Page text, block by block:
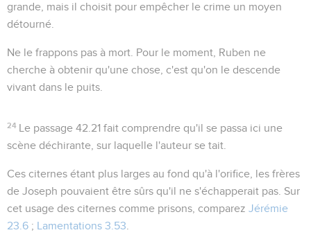
grande, mais il choisit pour empêcher le crime un moyen
détourné.
Ne le frappons pas à mort . Pour le moment, Ruben ne
cherche à obtenir qu'une chose, c'est qu'on le descende
vivant dans le puits.
24 Le passage42.21 fait comprendre qu'il se passa ici une
scène déchirante, sur laquelle l'auteur se tait.
Ces citernes étant plus larges au fond qu'à l'orifice, les frères
de Joseph pouvaient être sûrs qu'il ne s'échapperait pas. Sur
cet usage des citernes comme prisons, comparez Jérémie
23.6 ; Lamentations 3.53